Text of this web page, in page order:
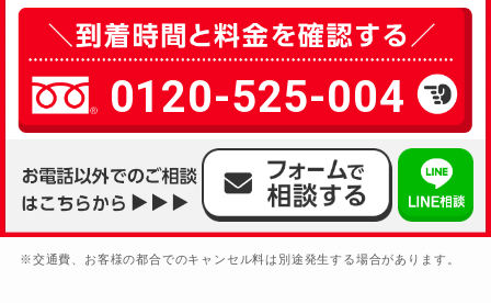
0120-525-004
※交通費、お客様の都合でのキャンセル料は別途発生する場合があります。